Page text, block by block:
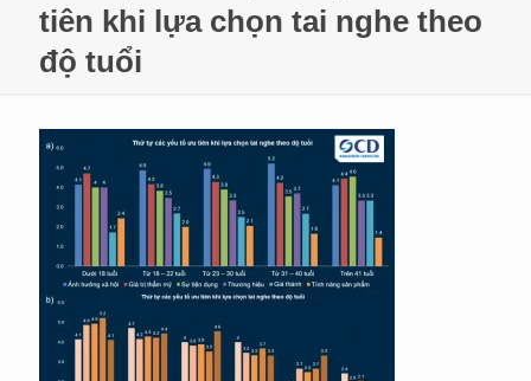
tiên khi lựa chọn tai nghe theo
độ tuổi